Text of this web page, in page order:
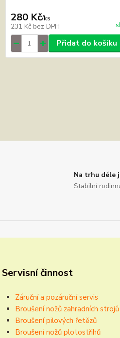
280 Kč/ks
231 Kč bez DPH
Přidat do košíku
Na trhu déle
Stabilní
Servisní činnost
Záruční a pozáruční servis
Broušení nožů zahradních strojů
Broušení pilových řetězů
Broušení nožů plotostřihů